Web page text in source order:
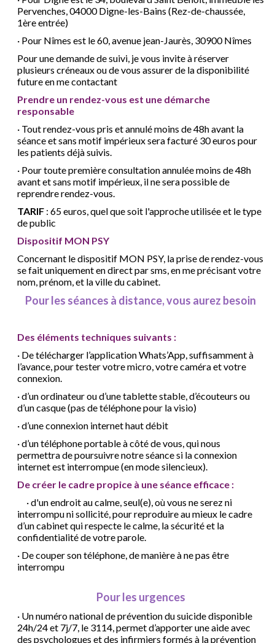
Pervenches, 04000 Digne-les-Bains (Rez-de-chaussée,
1ère entrée)
·Pour Nîmes est le 60, avenue jean-Jaurès, 30900 Nîmes
Pour une demande de suivi, je vous invite à réserver
plusieurs créneaux ou de vous assurer de la disponibilité
future en me contactant
Prendre un rendez-vous est une démarche
responsable
·Tout rendez-vous pris et annulé moins de 48h avant la
séance et sans motif impérieux sera facturé 30 euros pour
les patients déjà suivis.
·Pour toute première consultation annulée moins de 48h
avant et sans motif impérieux, il ne sera possible de
reprendre rendez-vous.
TARIF : 65 euros, quel que soit l'approche utilisée et le type
de public
Dispositif MON PSY
Concernant le dispositif MON PSY, la prise de rendez-vous
se fait uniquement en direct par sms, en me précisant votre
nom, prénom, et la ville du cabinet.
Pour les séances à distance, vous aurez besoin
Des éléments techniques suivants :
·De télécharger l’application Whats’App, suffisamment à
l’avance, pour tester votre micro, votre caméra et votre
connexion.
·d’un ordinateur ou d’une tablette stable, d’écouteurs ou
d’un casque (pas de téléphone pour la visio)
·d’une connexion internet haut débit
·d’un téléphone portable à côté de vous, qui nous
permettra de poursuivre notre séance si la connexion
internet est interrompue (en mode silencieux).
De créer le cadre propice à une séance efficace :
·d'un endroit au calme, seul(e), où vous ne serez ni
interrompu ni sollicité, pour reproduire au mieux le cadre
d’un cabinet qui respecte le calme, la sécurité et la
confidentialité de votre parole.
·De couper son téléphone, de manière à ne pas être
interrompu
Pour les urgences
·Un numéro national de prévention du suicide disponible
24h/24 et 7j/7, le 3114, permet d’apporter une aide avec
des psychologues et des infirmiers formés à la prévention